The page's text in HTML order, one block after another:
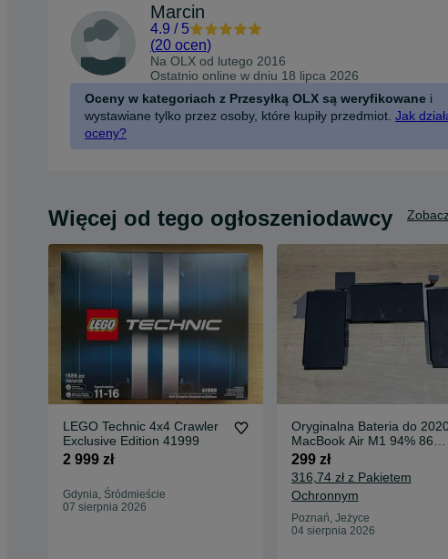
Marcin
4.9 / 5
(20 ocen)
Na OLX od lutego 2016
Ostatnio online w dniu 18 lipca 2026
Oceny w kategoriach z Przesyłką OLX są weryfikowane i
wystawiane tylko przez osoby, które kupiły przedmiot. Jak
oceny?
Więcej od tego ogłoszeniodawcy
LEGO Technic 4x4 Crawler
Exclusive Edition 41999
2 999 zł
Gdynia, Śródmieście
07 sierpnia 2026
Oryginalna Bateria do
MacBook Air M1 94% 86
cykli A2389 A2337
299 zł
316,74 zł z Pakietem
Ochronnym
Poznań, Jeżyce
04 sierpnia 2026